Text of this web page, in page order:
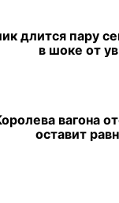
длится пару
в шоке от
вагона
оставит